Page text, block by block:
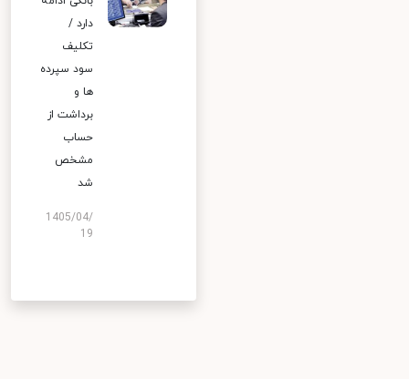
دارد /
تکلیف
سود سپرده
ها و
برداشت از
حساب
مشخص
شد
1405/04/
19